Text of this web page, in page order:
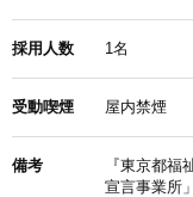
採用人数 1名
受動喫煙 屋内禁煙
備考
『東京都
宣言事業所